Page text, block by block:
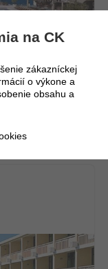
732
na CK
zákazníckej
o výkone a
obsahu a